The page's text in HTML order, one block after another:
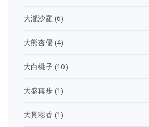
大瀧沙羅 (6)
大熊杏優(4)
大白桃子(10)
大盛真歩(1)
大貫彩香 (1)